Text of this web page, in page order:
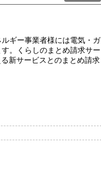
ギー事業者様には電気・ガ
。くらしのまとめ請求サー
新サービスとのまとめ請求